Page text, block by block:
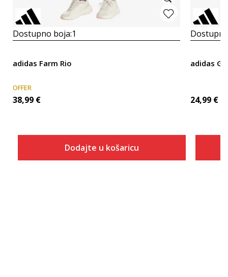
Dostupno boja:1
adidas Farm Rio
OFFER
38,99 €
Dodajte u košaricu
adidas
24,99 €